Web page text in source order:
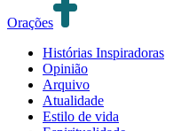
Orações
Histórias Inspiradoras
Opinião
Arquivo
Atualidade
Estilo de vida